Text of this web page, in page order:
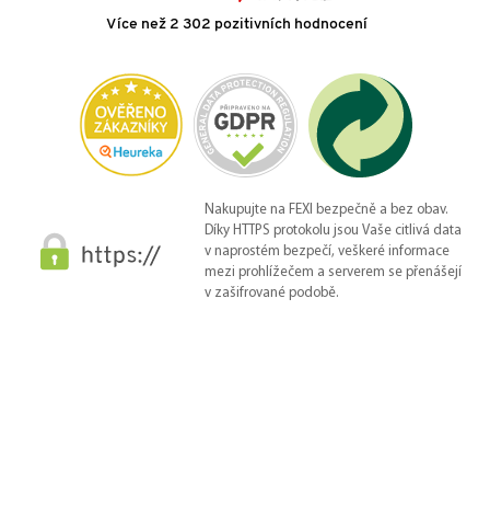
Více než 2 302 pozitivních hodnocení
Nakupujte na FEXI bezpečně a bez obav.
Díky HTTPS protokolu jsou Vaše citlivá data
v naprostém bezpečí, veškeré informace
mezi prohlížečem a serverem se přenášejí
v zašifrované podobě.